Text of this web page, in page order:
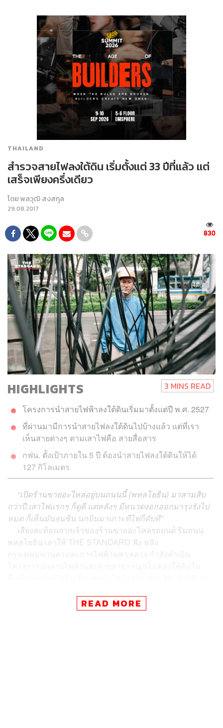
THAILAND
สำรวจสายไฟลงใต้ดิน เริ่มตั้งแต่ 33 ปีที่แล้ว แต่
เสร็จเพียงครึ่งเดียว
โดยพลวุฒิ สงสกุล
29.08.2017
830
HIGHLIGHTS 3 MINS READ
โครงการนำสายไฟฟ้าลงใต้ดินเริ่มมาตั้งแต่ปี พ.ศ. 2527
ที่ผ่านมามีการนำสายไฟลงใต้ดินไปบ้างแล้ว แต่ที่เรา
เห็นสายต่างๆ ตามเสาไฟคือ สายสื่อสาร
กฟน. ตั้งเป้าภายใน 5 ปี ต้องนำสายไฟลงใต้ดินให้ได้
127 กิโลเมตร
“เปิดร้านขายอะไหล่อยู่บนถนนนี้ (พหลโยธิน) มาสามสิบ
กว่าปี เสาไฟแรกๆ ก็ดูดี แต่หลังๆ มีหนวดงอกออกมารุงรังไป
หมด ก็เห็นมันจนชิน นกบินมาเกาะทีไฟก็ดับที”
เสียงสะท้อนจากเจ้าของร้านขายอะไหล่รถยนต์ ริมถนน
พหลโยธิน เล่าให้ THE STANDARD ฟัง หลัง
กรุงเทพมหานครและการไฟฟ้านครหลวง กำลังดำเนิน
“เอาลงใต้ดินมันก็ดี แต่เห็นประกาศมาหลายสิบปีแล้วไม่มา
READ MORE